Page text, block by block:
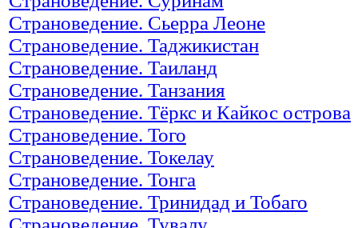
Страноведение. Сьерра Леоне
Страноведение. Таджикистан
Страноведение. Таиланд
Страноведение. Танзания
Страноведение. Тёркс и Кайкос острова
Страноведение. Того
Страноведение. Токелау
Страноведение. Тонга
Страноведение. Тринидад и Тобаго